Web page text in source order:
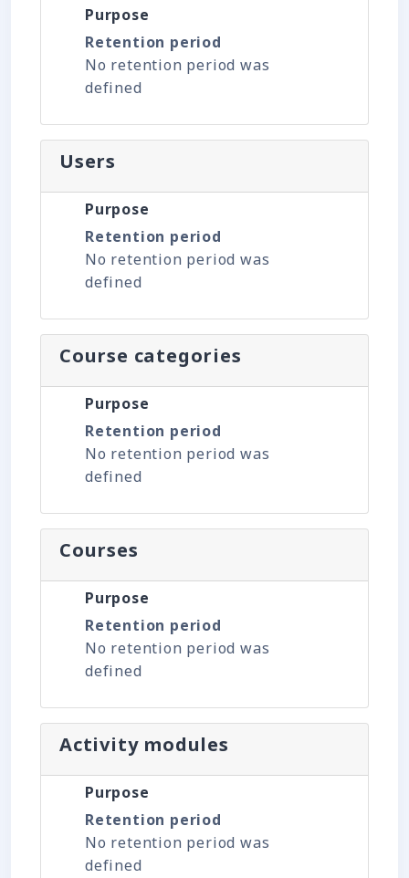
Purpose
Retention period
No retention period was
defined
Users
Purpose
Retention period
No retention period was
defined
Course categories
Purpose
Retention period
No retention period was
defined
Courses
Purpose
Retention period
No retention period was
defined
Activity modules
Purpose
Retention period
No retention period was
defined